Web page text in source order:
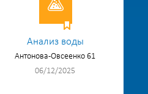
Анализ воды
Антонова-Овсеенко 61
06/12/2025